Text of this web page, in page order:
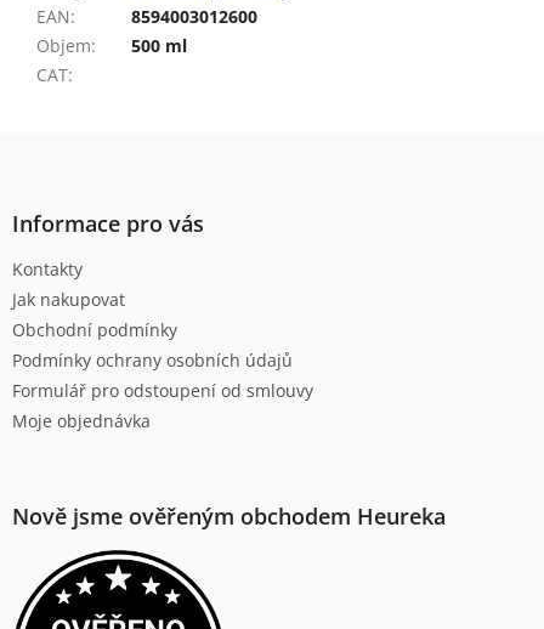
EAN:
8594003012600
Objem:
500 ml
CAT:
Informace pro vás
Kontakty
Jak nakupovat
Obchodní podmínky
Podmínky ochrany osobních údajů
Formulář pro odstoupení od smlouvy
Moje objednávka
Nově jsme ověřeným obchodem Heureka